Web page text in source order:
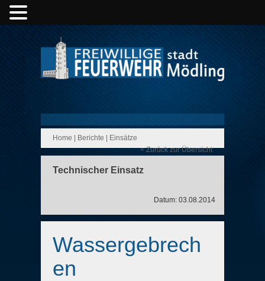
Home Berichte
Einsätze
< Zurück zur Übersicht
Technischer Einsatz
Datum: 03.08.2014
Wassergebrech
en